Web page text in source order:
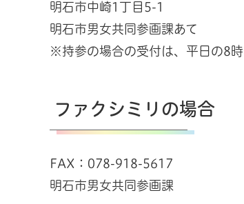
明石市中崎1丁目5-1
明石市男女共同参画課あて
※持参の場合の受付は、平日の8
ファクシミリの場合
FAX：078-918-5617
明石市男女共同参画課